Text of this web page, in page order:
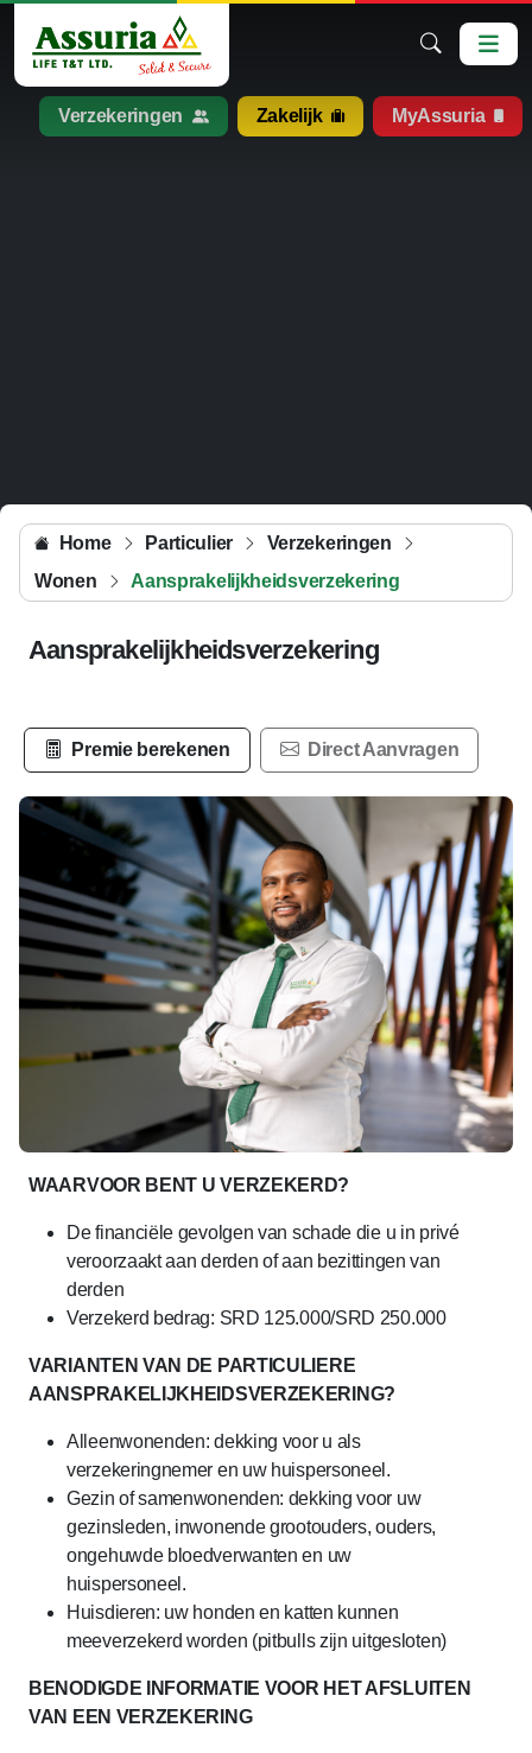
Verzekeringen Zakelijk MyAssuria
Home Particulier
Verzekeringen
Wonen
Aansprakelijkheidsverzekering
Aansprakelijkheidsverzekering
Premie berekenen Direct Aanvragen
WAARVOOR BENT U VERZEKERD?
De financiële gevolgen van schade die u in privé
veroorzaakt aan derden of aan bezittingen van
derden
Verzekerd bedrag: SRD 125.000/SRD 250.000
VARIANTEN VAN DE PARTICULIERE
AANSPRAKELIJKHEIDSVERZEKERING?
Alleenwonenden: dekking voor u als
verzekeringnemer en uw huispersoneel.
Gezin of samenwonenden: dekking voor uw
gezinsleden, inwonende grootouders, ouders,
ongehuwde bloedverwanten en uw
huispersoneel.
Huisdieren: uw honden en katten kunnen
meeverzekerd worden (pitbulls zijn uitgesloten)
BENODIGDE INFORMATIE VOOR HET AFSLUITEN
VAN EEN VERZEKERING